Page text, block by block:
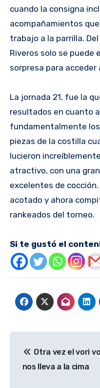
cuando la consigna
acompañamientos
trabajo a la parrilla.
Riveros solo se puede
sorpresa para acceder
La jornada 21, fue la
resultados en cuanto
fundamentalmente
piezas de la costilla
lucieron
atractivo, con una
excelentes de
acotado y ahora
rankeados del torneo.
Si te gustó el
de
Otra vez el vori
nos lleva a la cima